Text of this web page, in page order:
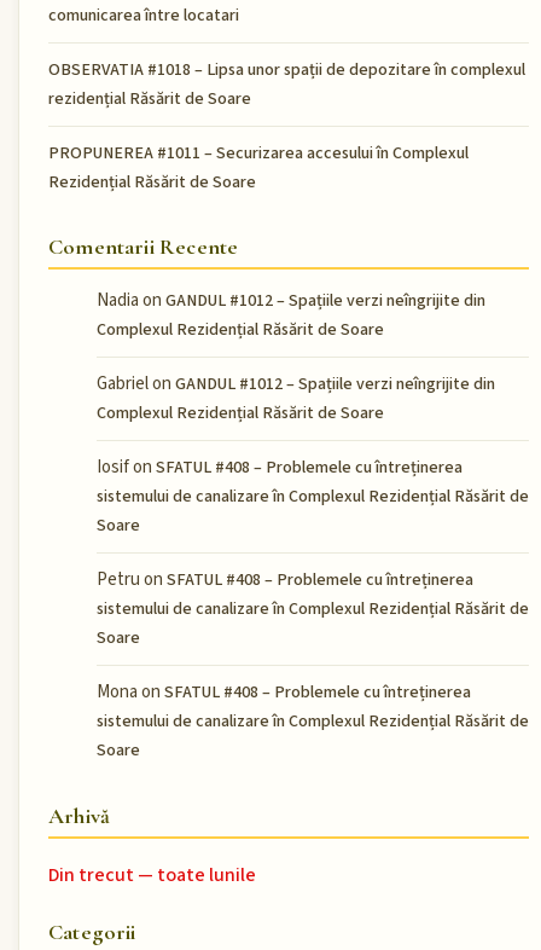
comunicarea între locatari
OBSERVATIA #1018 – Lipsa unor spații de depozitare în complexul
rezidențial Răsărit de Soare
PROPUNEREA #1011 – Securizarea accesului în Complexul
Rezidențial Răsărit de Soare
Comentarii Recente
Nadiaon GANDUL #1012 – Spațiile verzi neîngrijite din
Complexul Rezidențial Răsărit de Soare
Gabrielon GANDUL #1012 – Spațiile verzi neîngrijite din
Complexul Rezidențial Răsărit de Soare
Iosifon SFATUL #408 – Problemele cu întreținerea
sistemului de canalizare în Complexul Rezidențial Răsărit de
Soare
Petruon SFATUL #408 – Problemele cu întreținerea
sistemului de canalizare în Complexul Rezidențial Răsărit de
Soare
Monaon SFATUL #408 – Problemele cu întreținerea
sistemului de canalizare în Complexul Rezidențial Răsărit de
Soare
Arhivă
Din trecut — toate lunile
Categorii